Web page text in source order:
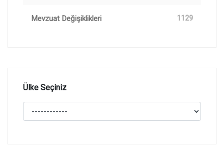
Mevzuat Değişiklikleri 1129
Ülke Seçiniz